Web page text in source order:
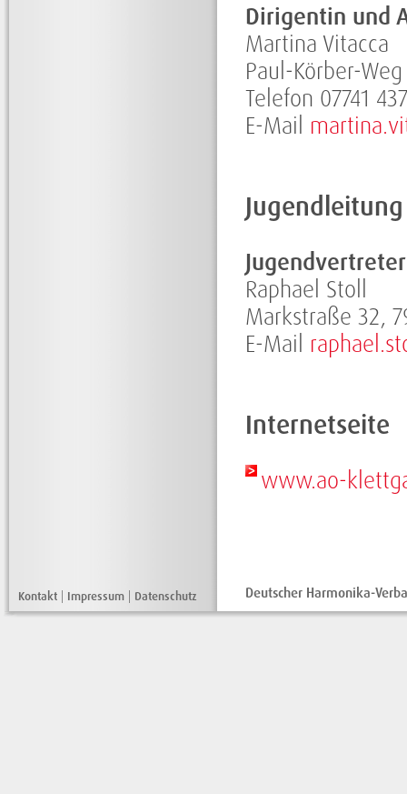
Dirigentin und
Martina Vitacca
Paul-Körber-
Telefon 07741
E-Mail
Jugendleitung
Jugendvertreter
Raphael Stoll
Markstraße 32,
E-Mail
Internetseite
www.ao-
Deutscher Harmonika-
Kontakt Impressum Datenschutz